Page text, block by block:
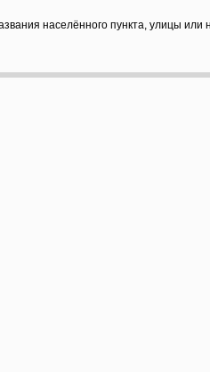
населённого пункта, улицы